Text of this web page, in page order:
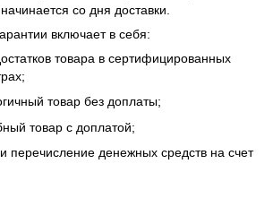
со дня доставки.
включает в себя:
товара в сертифицированных
товар без доплаты;
товар с доплатой;
перечисление денежных средств на счет